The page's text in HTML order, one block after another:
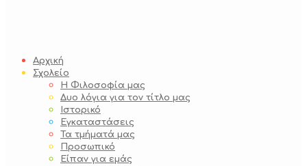
Αρχική
Σχολείο
Η Φιλοσοφία μας
Δυο λόγια για τον τίτλο μας
Ιστορικό
Εγκαταστάσεις
Τα τμήματά μας
Προσωπικό
Είπαν για εμάς